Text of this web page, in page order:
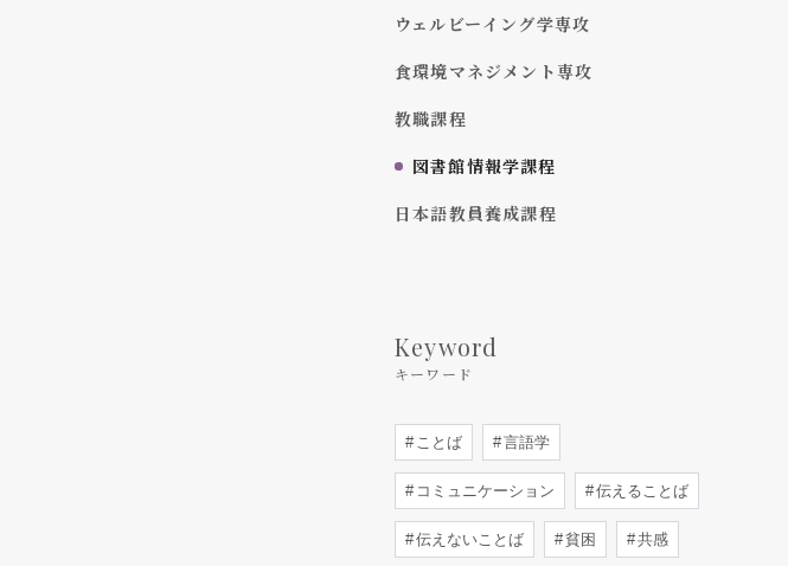
ウェルビーイング学専攻
食環境マネジメント専攻
教職課程
図書館情報学課程
日本語教員養成課程
Keyword
キーワード
ことば 言語学
コミュニケーション 伝えることば
伝えないことば 貧困 共感